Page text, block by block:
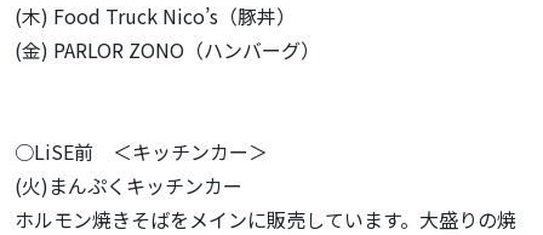
(木) Food Truck Nico’s（豚丼）
(金) PARLOR ZONO（ハンバーグ）
○LiSE前 ＜キッチンカー＞
(火)まんぷくキッチンカー
ホルモン焼きそばをメインに販売しています。大盛りの焼